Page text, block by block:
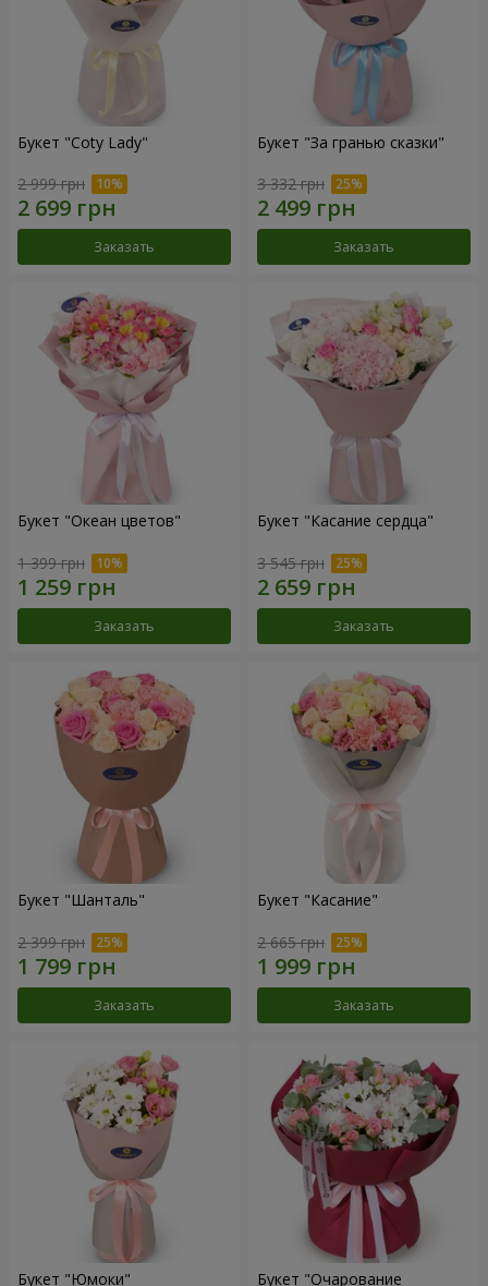
Букет "Coty Lady"
2 999 грн
Заказать
Букет "За гранью сказки"
3 332 грн
Заказать
Букет "Океан цветов"
1 399 грн
Заказать
Букет "Касание сердца"
3 545 грн
Заказать
Букет "Шанталь"
2 399 грн
Заказать
Букет "Касание"
2 665 грн
Заказать
Букет "Юмоки" Букет "Очарование